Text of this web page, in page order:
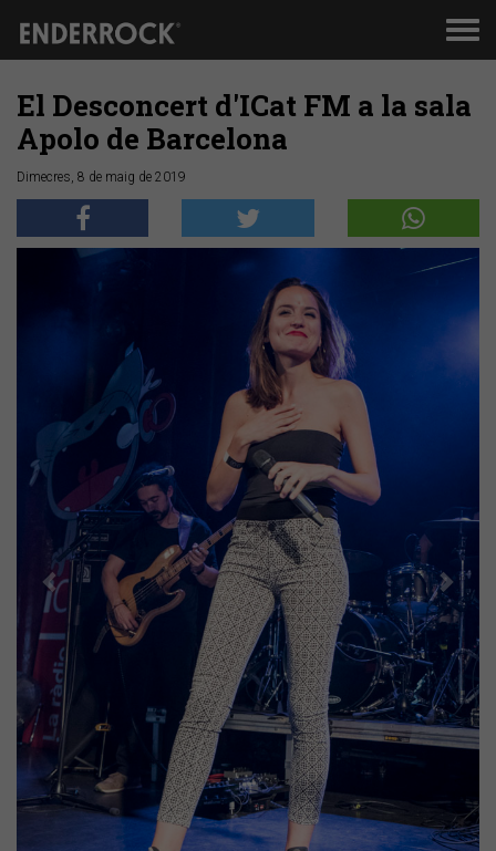
El Desconcert d'ICat FM a la sala
Apolo de Barcelona
Dimecres, 8 de maig de 2019
Anterior